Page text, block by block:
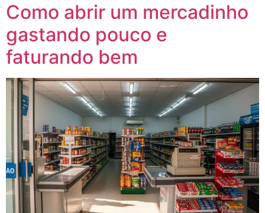
Como abrir um mercadinho
gastando pouco e
faturando bem